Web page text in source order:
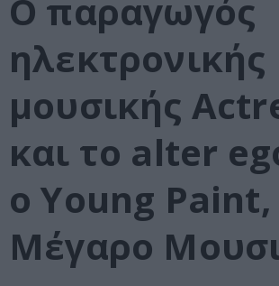
Ο παραγωγός
ηλεκτρονικής
μουσικής
και το alter
ο Young Paint,
Μέγαρο